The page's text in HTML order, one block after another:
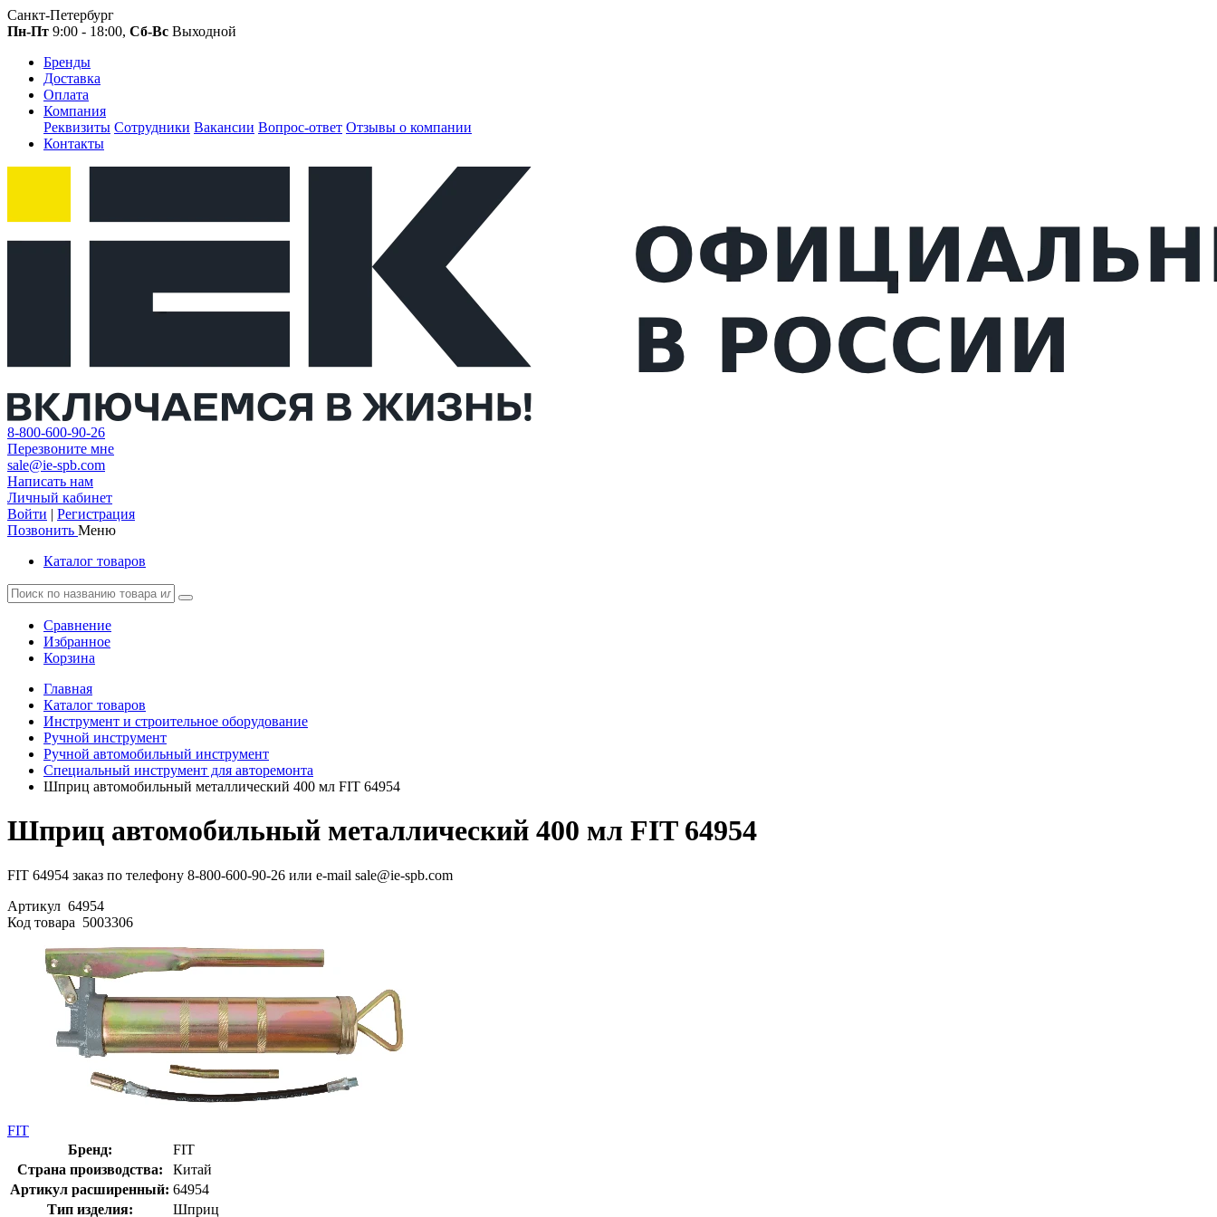
Санкт-Петербург
Пн-Пт 9:00 - 18:00, Сб-Вс Выходной
Бренды
Доставка
Оплата
Компания
Реквизиты Сотрудники Вакансии Вопрос-ответ Отзывы о компании
Контакты
8-800-600-90-26
Перезвоните мне
sale@ie-spb.com
Написать нам
Личный кабинет
Войти | Регистрация
Позвонить Меню
Каталог товаров
Сравнение
Избранное
Корзина
Главная
Каталог товаров
Инструмент и строительное оборудование
Ручной инструмент
Ручной автомобильный инструмент
Специальный инструмент для авторемонта
Шприц автомобильный металлический 400 мл FIT 64954
Шприц автомобильный металлический 400 мл FIT 64954
FIT 64954 заказ по телефону 8-800-600-90-26 или e-mail sale@ie-spb.com
Артикул 64954
Код товара 5003306
FIT
Бренд:
FIT
Страна производства:
Китай
Артикул расширенный: 64954
Тип изделия:
Шприц